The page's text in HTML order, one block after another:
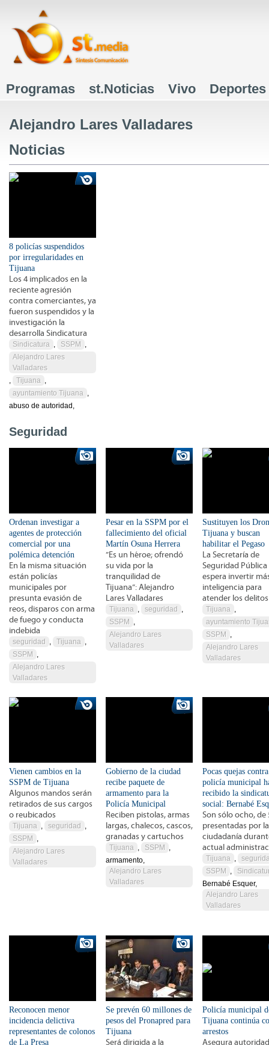
Menú principal
Programas st.Noticias Vivo Deportes
Alejandro Lares Valladares
Noticias
8 policías suspendidos
por irregularidades en
Tijuana
Los 4 implicados en la
reciente agresión
contra comerciantes, ya
fueron suspendidos y la
investigación la
desarrolla Sindicatura
Sindicatura , SSPM
,
Alejandro Lares
Valladares
,
Tijuana ,
ayuntamiento Tijuana ,
abuso de autoridad,
Seguridad
Ordenan investigar a
agentes de protección
comercial por una
polémica detención
En la misma situación
están policías
municipales por
presunta evasión de
reos, disparos con arma
de fuego y conducta
indebida
seguridad , Tijuana ,
SSPM
,
Alejandro Lares
Valladares
Pesar en la SSPM por el
fallecimiento del oficial
Martín Osuna Herrera
”Es un héroe; ofrendó
su vida por la
tranquilidad de
Tijuana”: Alejandro
Lares Valladares
Tijuana , seguridad
,
SSPM
,
Alejandro Lares
Valladares
Sustituyen los
Tijuana y buscan
habilitar el Pegaso
La Secretaría de
Seguridad Pública
espera invertir
inteligencia para
atender los delitos
Tijuana ,
ayuntamiento
SSPM
,
Alejandro Lares
Valladares
Vienen cambios en la
SSPM de Tijuana
Algunos mandos serán
retirados de sus cargos
o reubicados
Tijuana , seguridad
,
SSPM
,
Alejandro Lares
Valladares
Gobierno de la ciudad
recibe paquete de
armamento para la
Policía Municipal
Reciben pistolas, armas
largas, chalecos, cascos,
granadas y cartuchos
Tijuana , SSPM
,
armamento,
Alejandro Lares
Valladares
Pocas quejas
policía municipal
recibido la
social: Bernabé
Son sólo ocho, de
presentadas por la
ciudadanía
actual
Tijuana ,
SSPM
,
Bernabé Esquer,
Alejandro Lares
Valladares
Reconocen menor
incidencia delictiva
representantes de colonos
de La Presa
Se prevén 60 millones de
pesos del Pronapred para
Tijuana
Será dirigida a la
Policía municipal
Tijuana continúa
arrestos
Asegura